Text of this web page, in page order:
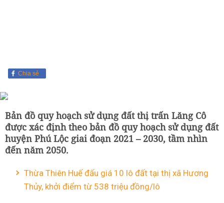
Chia sẻ
Bản đồ quy hoạch sử dụng đất thị trấn Lăng Cô
được xác định theo bản đồ quy hoạch sử dụng đất
huyện Phú Lộc giai đoạn 2021 – 2030, tầm nhìn
đến năm 2050.
Thừa Thiên Huế đấu giá 10 lô đất tại thị xã Hương
Thủy, khởi điểm từ 538 triệu đồng/lô